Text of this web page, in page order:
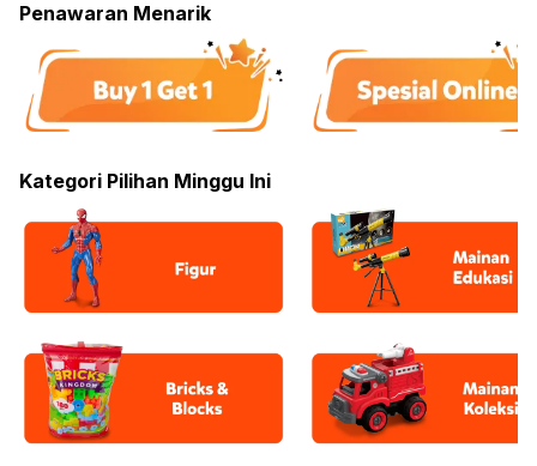
Penawaran Menarik
Kategori Pilihan Minggu Ini